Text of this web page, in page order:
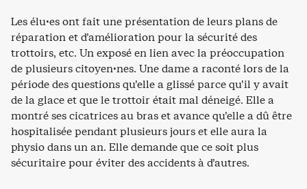
Les élu·es ont fait une présentation de leurs plans de
réparation et d’amélioration pour la sécurité des
trottoirs, etc. Un exposé en lien avec la préoccupation
de plusieurs citoyen·nes. Une dame a raconté lors de la
période des questions qu’elle a glissé parce qu’il y avait
de la glace et que le trottoir était mal déneigé. Elle a
montré ses cicatrices au bras et avance qu’elle a dû être
hospitalisée pendant plusieurs jours et elle aura la
physio dans un an. Elle demande que ce soit plus
sécuritaire pour éviter des accidents à d’autres.